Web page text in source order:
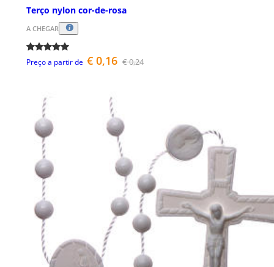
Terço nylon cor-de-rosa
A CHEGAR
Preço a partir de € 0,16 € 0,24